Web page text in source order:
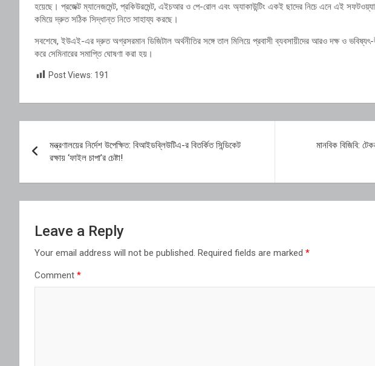
হয়েছে। প্রজেক্ট ম্যানেজমেন্ট, প্রকিউরমেন্ট, এইচআর ও পে-রোল এবং অ্যাকাউন্টিং একই ছাদের নিচে এনে এই
কমিয়ে দ্রুত সঠিক সিদ্ধান্ত নিতে সাহায্য করছে।
সবশেষে, ইউএই-এর দ্রুত অগ্রসরমান ডিজিটাল অর্থনীতির সঙ্গে তাল মিলিয়ে প্রবাসী ব্যবসায়ীদের আরও দক্ষ ও
করে সেমিনারের সমাপ্তি ঘোষণা করা হয়।
Post Views: 191
navigation
মন্ত্রণালয়ের নির্দেশ উপেক্ষিত: বিআইডব্লিউটিএ-র বিতর্কিত সিন্ডিকেট
রক্ষায় ‘ফাইল চাপা’র চেষ্টা!
মানবিক বিজিবি:
Leave a Reply
Your email address will not be published. Required fields are marked *
Comment *